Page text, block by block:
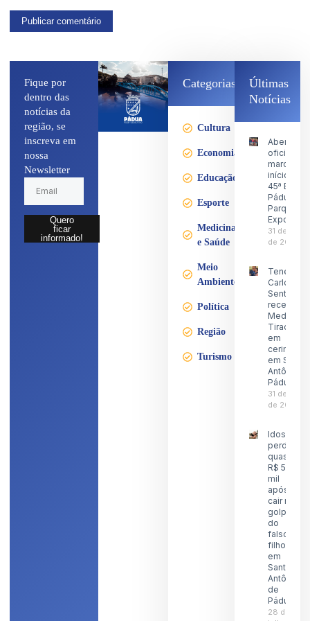
Fique por
dentro das
notícias da
região, se
inscreva em
nossa
Newsletter
Quero
ficar
informado!
Categorias
Cultura
Economia
Educação
Esporte
Medicina
e Saúde
Meio
Ambiente
Política
Região
Turismo
Últimas
Notícias
Abertura
oficial
marca o
início da
45ª Expo
Pádua no
Parque de
31 de julho
de 2026
Tenente
Carlos
Sentinela
recebe a
Medalha
em
cerimônia
em Santo
Antônio
Pádua
31 de julho
de 2026
Idoso
perde
quase
R$ 5
mil
após
cair no
golpe
do
falso
filho
em
Santo
Antônio
de
Pádua
28 de